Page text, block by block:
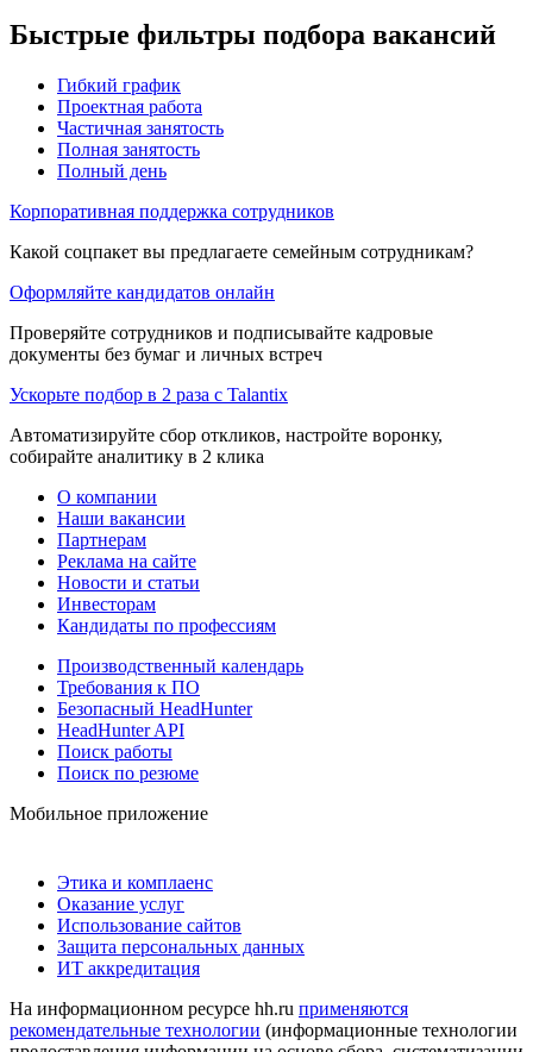
Быстрые фильтры подбора вакансий
Гибкий график
Проектная работа
Частичная занятость
Полная занятость
Полный день
Корпоративная поддержка сотрудников
Какой соцпакет вы предлагаете семейным сотрудникам?
Оформляйте кандидатов онлайн
Проверяйте сотрудников и подписывайте кадровые
документы без бумаг и личных встреч
Ускорьте подбор в 2 раза с Talantix
Автоматизируйте сбор откликов, настройте воронку,
собирайте аналитику в 2 клика
О компании
Наши вакансии
Партнерам
Реклама на сайте
Новости и статьи
Инвесторам
Кандидаты по профессиям
Производственный календарь
Требования к ПО
Безопасный HeadHunter
HeadHunter API
Поиск работы
Поиск по резюме
Мобильное приложение
Этика и комплаенс
Оказание услуг
Использование сайтов
Защита персональных данных
ИТ аккредитация
На информационном ресурсе hh.ru применяются
рекомендательные технологии (информационные технологии